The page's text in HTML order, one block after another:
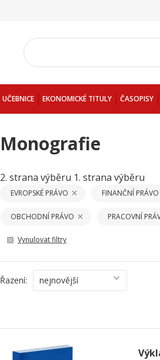
UČEBNICE EKONOMICKÉ TITULY ČASOPISY
Monografie
2. strana výběru 1. strana výběru
EVROPSKÉ PRÁVO FINANČNÍ PRÁVO
OBCHODNÍ PRÁVO PRACOVNÍ
Vynulovat filtry
Řazení: nejnovější